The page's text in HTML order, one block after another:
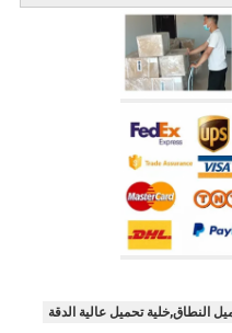
النطاق,خلية تحميل عالية الدقة